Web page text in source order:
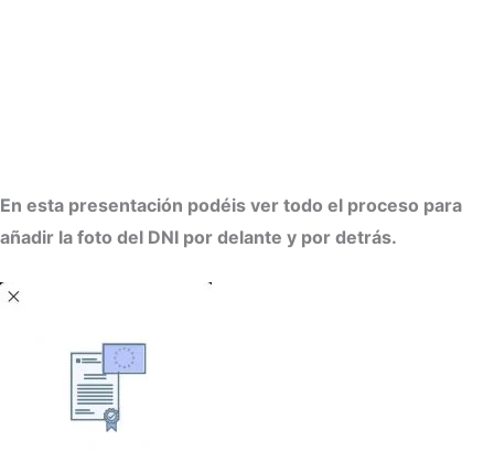
En esta presentación podéis ver todo el proceso para
añadir la foto del DNI por delante y por detrás.